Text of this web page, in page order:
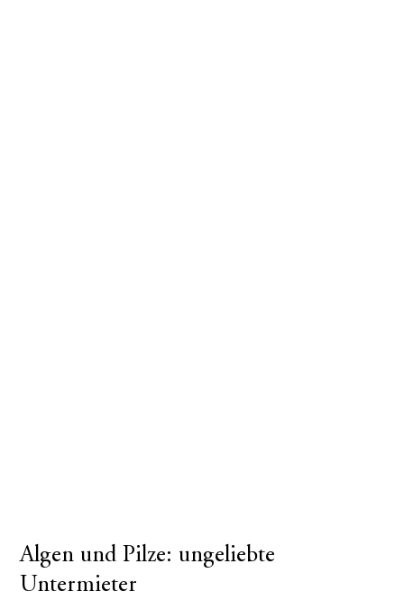
Algen und Pilze: ungeliebte
Untermieter